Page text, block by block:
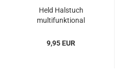
Held Halstuch
multifunktional
9,95 EUR